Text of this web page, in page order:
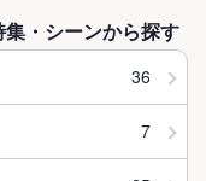
・シーンから探す
36
7